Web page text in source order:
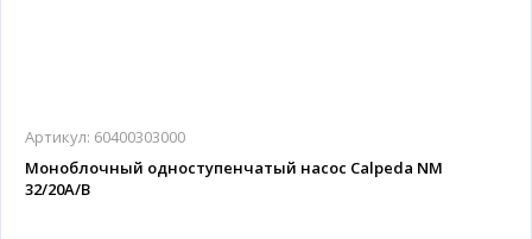
Артикул: 60400303000
Моноблочный одноступенчатый насос Calpeda NM
32/20A/B